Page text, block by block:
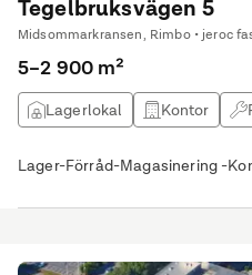
Tegelbruksvägen 5
Midsommarkransen, Rimbo • jeroc
5–2 900 m²
Lagerlokal Kontor
Lager-Förråd-Magasinering -